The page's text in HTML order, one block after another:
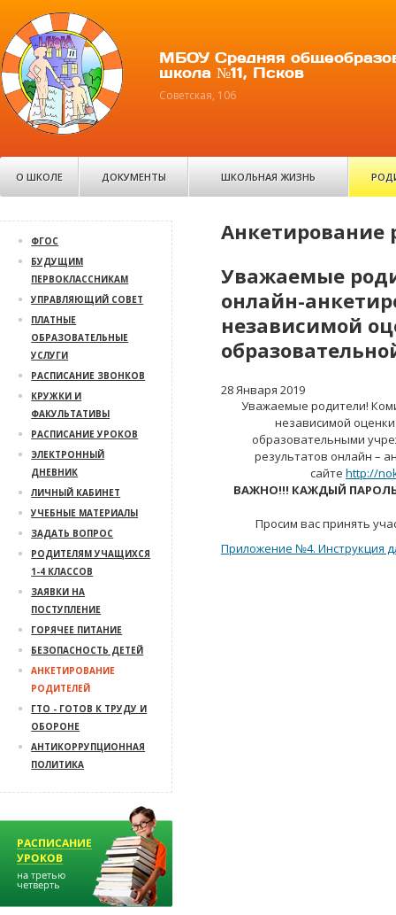
МБОУ Средняя
школа №11, Псков
Советская, 106
О ШКОЛЕ ДОКУМЕНТЫ ШКОЛЬНАЯ ЖИЗНЬ
Анкетирование
Уважаемые
онлайн-
независимой
28 Января 2019
Уважаемые родители!
независимой
образовательными
результатов онлайн –
сайте http://
ВАЖНО!!! КАЖДЫЙ
Просим вас принять
Приложение №4. Инструкция
ФГОС
БУДУЩИМ
ПЕРВОКЛАССНИКАМ
УПРАВЛЯЮЩИЙ СОВЕТ
ПЛАТНЫЕ
ОБРАЗОВАТЕЛЬНЫЕ
УСЛУГИ
РАСПИСАНИЕ ЗВОНКОВ
КРУЖКИ И
ФАКУЛЬТАТИВЫ
РАСПИСАНИЕ УРОКОВ
ЭЛЕКТРОННЫЙ
ДНЕВНИК
ЛИЧНЫЙ КАБИНЕТ
УЧЕБНЫЕ МАТЕРИАЛЫ
ЗАДАТЬ ВОПРОС
РОДИТЕЛЯМ УЧАЩИХСЯ
1-4 КЛАССОВ
ЗАЯВКИ НА
ПОСТУПЛЕНИЕ
ГОРЯЧЕЕ ПИТАНИЕ
БЕЗОПАСНОСТЬ ДЕТЕЙ
АНКЕТИРОВАНИЕ
РОДИТЕЛЕЙ
ГТО - ГОТОВ К ТРУДУ И
ОБОРОНЕ
АНТИКОРРУПЦИОННАЯ
ПОЛИТИКА